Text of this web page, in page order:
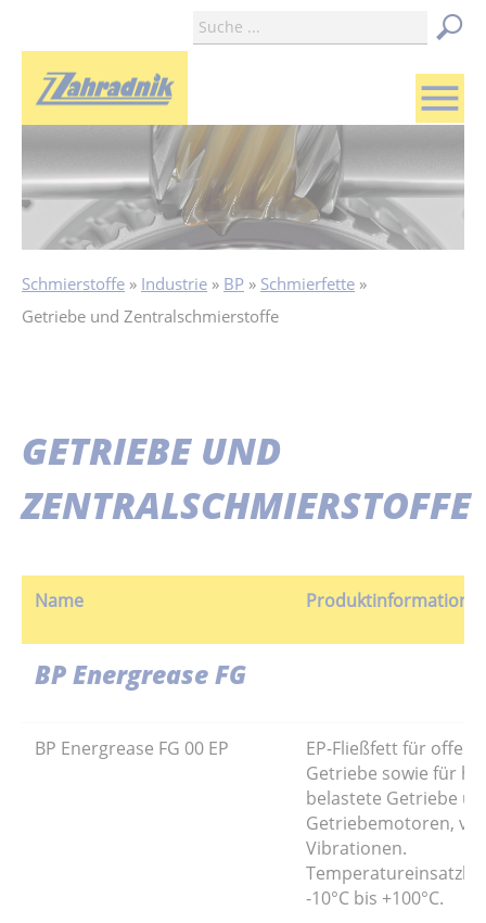
menu
Schmierstoffe Industrie BP
Schmierfette
Getriebe und Zentralschmierstoffe
GETRIEBE UND
ZENTRALSCHMIERSTOFFE
Name Produktinformation
BP Energrease FG
BP Energrease FG 00 EP
EP-Fließfett für offene
Getriebe sowie für
belastete Getriebe
Getriebemotoren,
Vibrationen.
-10°C bis +100°C.